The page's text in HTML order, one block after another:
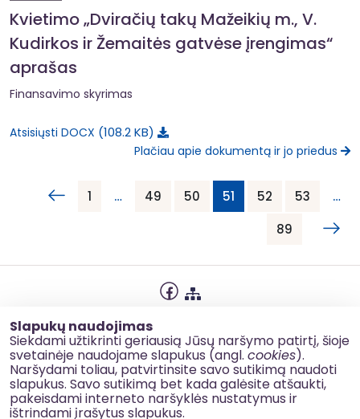
Slapukų naudojimas
Siekdami užtikrinti geriausią Jūsų naršymo patirtį, šioje
svetainėje naudojame slapukus (angl. cookies).
Naršydami toliau, patvirtinsite savo sutikimą naudoti
slapukus. Savo sutikimą bet kada galėsite atšaukti,
pakeisdami interneto naršyklės nustatymus ir
ištrindami įrašytus slapukus.
Kvietimo „Dviračių takų Mažeikių m., V.
Kudirkos ir Žemaitės gatvėse įrengimas“
aprašas
Finansavimo skyrimas
Atsisiųsti DOCX 108.2 KB
Plačiau apie dokumentą ir jo priedus
1 … 49 50 51 52 53
…
89
Slapukų naudojimas
Korupcijos prevencija
Kontaktai